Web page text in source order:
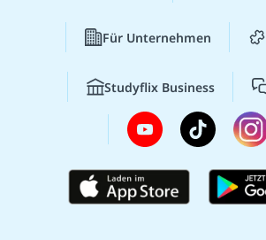
Für Unternehmen
Studyflix Business